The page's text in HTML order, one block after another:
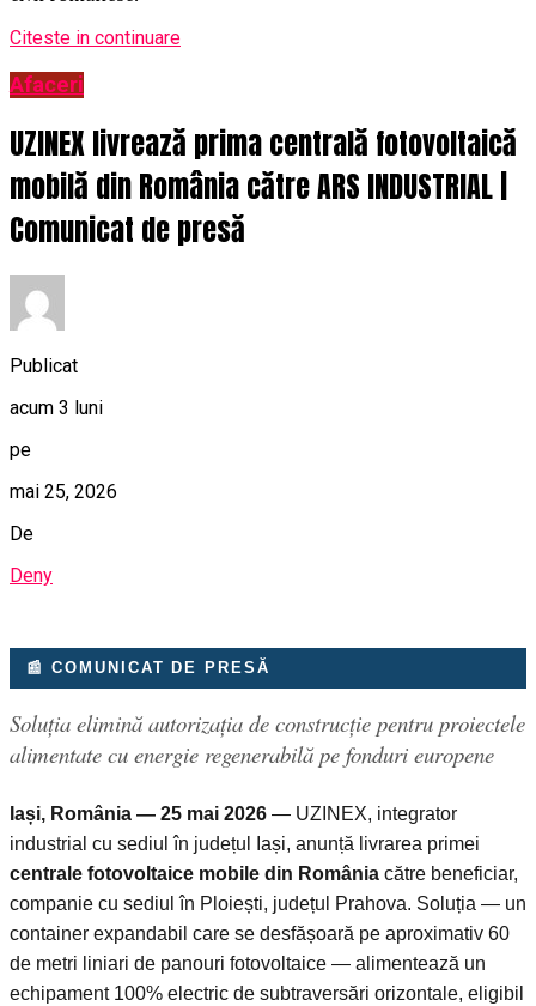
Citeste in continuare
Afaceri
UZINEX livrează prima centrală fotovoltaică
mobilă din România către ARS INDUSTRIAL |
Comunicat de presă
Publicat
acum 3 luni
pe
mai 25, 2026
De
Deny
📰 COMUNICAT DE PRESĂ
Soluția elimină autorizația de construcție pentru proiectele
alimentate cu energie regenerabilă pe fonduri europene
Iași, România — 25 mai 2026 — UZINEX, integrator
industrial cu sediul în județul Iași, anunță livrarea primei
centrale fotovoltaice mobile din România către beneficiar,
companie cu sediul în Ploiești, județul Prahova. Soluția — un
container expandabil care se desfășoară pe aproximativ 60
de metri liniari de panouri fotovoltaice — alimentează un
echipament 100% electric de subtraversări orizontale, eligibil